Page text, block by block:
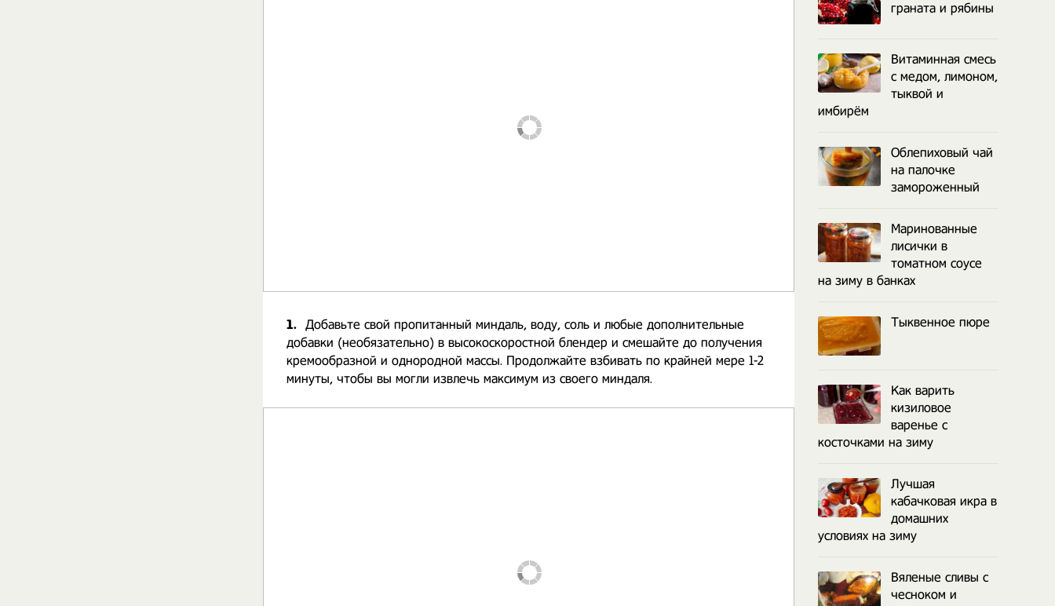
1. Добавьте свой пропитанный миндаль, воду, соль и любые дополнительные
добавки (необязательно) в высокоскоростной блендер и смешайте до получения
кремообразной и однородной массы. Продолжайте взбивать по крайней мере 1-2
минуты, чтобы вы могли извлечь максимум из своего миндаля.
граната и рябины
Витаминная смесь
с медом, лимоном,
тыквой и
имбирём
Облепиховый чай
на палочке
замороженный
Маринованные
лисички в
томатном соусе
на зиму в банках
Тыквенное пюре
Как варить
кизиловое
варенье с
косточками на зиму
Лучшая
кабачковая икра в
домашних
условиях на зиму
Вяленые сливы с
чесноком и